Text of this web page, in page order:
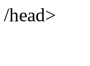
/head>